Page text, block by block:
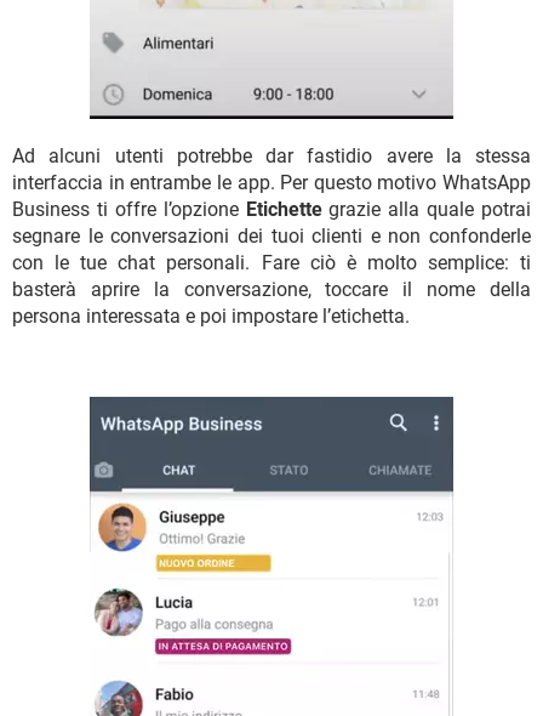
Ad alcuni utenti potrebbe dar fastidio avere la stessa
interfaccia in entrambe le app. Per questo motivo WhatsApp
Business ti offre l’opzione Etichettegrazie alla quale potrai
segnare le conversazioni dei tuoi clienti e non confonderle
con le tue chat personali. Fare ciò è molto semplice: ti
basterà aprire la conversazione, toccare il nome della
persona interessata e poi impostare l’etichetta.